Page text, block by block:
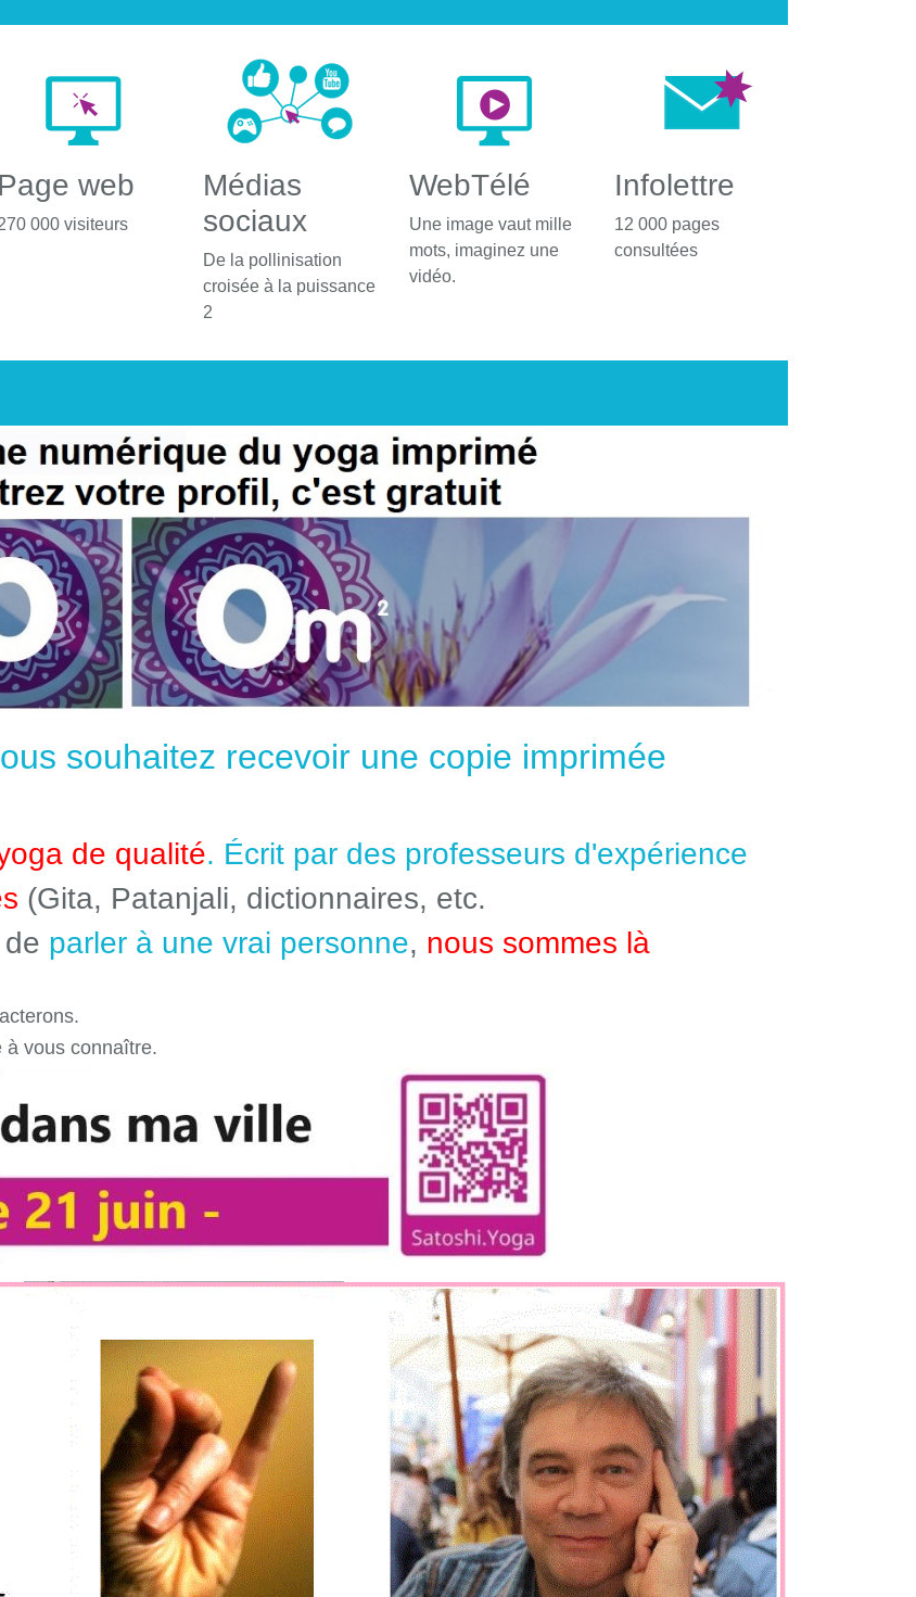
Page web
000 visiteurs
Médias
sociaux
De la pollinisation
croisée à la puissance
2
WebTélé
Une image vaut mille
mots, imaginez une
vidéo.
Infolettre
12 000 pages
consultées
souhaitez recevoir une copie imprimée
de qualité. Écrit par des professeurs d'expérience
(Gita, Patanjali, dictionnaires, etc.
parler à une vrai personne, nous sommes là
à vous connaître.